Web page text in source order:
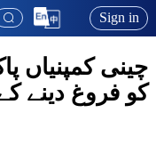
Sign in
چینی کمپنیاں
کو فروغ دینے